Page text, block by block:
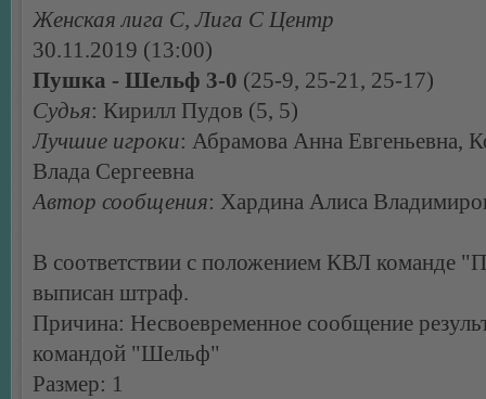
Женская лига С, Лига С Центр
30.11.2019 (13:00)
Пушка - Шельф 3-0 (25-9, 25-21, 25-17)
Судья: Кирилл Пудов (5, 5)
Лучшие игроки: Абрамова Анна Евгеньевна,
Влада Сергеевна
Автор сообщения: Хардина Алиса
В соответствии с положением КВЛ команде
выписан штраф.
Причина: Несвоевременное сообщение
командой "Шельф"
Размер: 1